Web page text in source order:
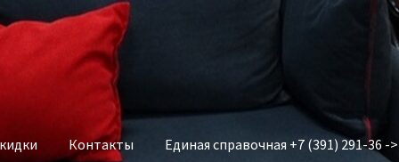
Контакты Единая справочная +7 (391) 291-36 -